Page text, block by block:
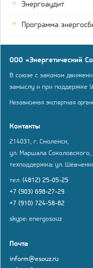
Энергоаудит
Программа
ООО «Энергетический
В союзе с законом
замыслу и при поддержке
Независимая экспертная
Контакты
214031, г. Смоленск,
ул. Маршала Соколовского,
техподдержка: ул.
тел. (4812) 25-05-25
+7 (903) 698-27-29
+7 (910) 724-58-82
skype: energosouz
Почта
inform@esouz.ru